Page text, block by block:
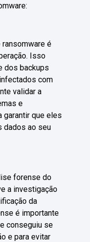
ransomware é
Isso
dos backups
com
validar a
e
garantir que eles
dados ao seu
forense do
a investigação
da
é importante
conseguiu se
e para evitar